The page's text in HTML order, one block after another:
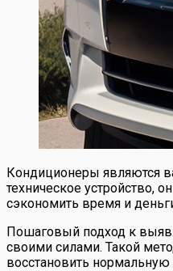
Кондиционеры являются
техническое устройство,
сэкономить время и
Пошаговый подход к
своими силами. Такой
восстановить нормальную